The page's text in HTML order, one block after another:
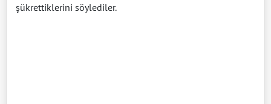
şükrettiklerini söylediler.